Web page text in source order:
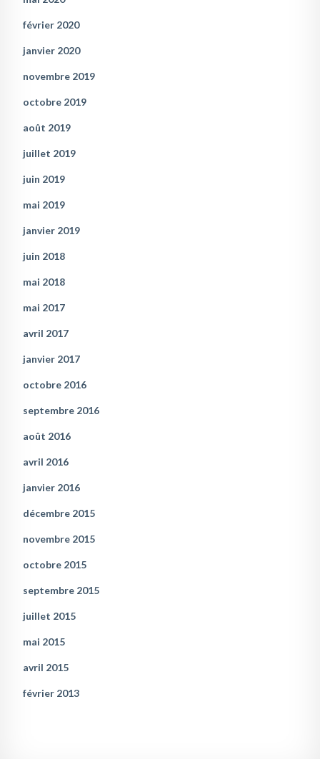
février 2020
janvier 2020
novembre 2019
octobre 2019
août 2019
juillet 2019
juin 2019
mai 2019
janvier 2019
juin 2018
mai 2018
mai 2017
avril 2017
janvier 2017
octobre 2016
septembre 2016
août 2016
avril 2016
janvier 2016
décembre 2015
novembre 2015
octobre 2015
septembre 2015
juillet 2015
mai 2015
avril 2015
février 2013